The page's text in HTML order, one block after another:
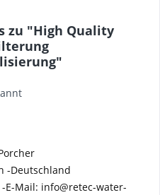
zu "High Quality
-Deutschland
E-Mail: info@retec-water-